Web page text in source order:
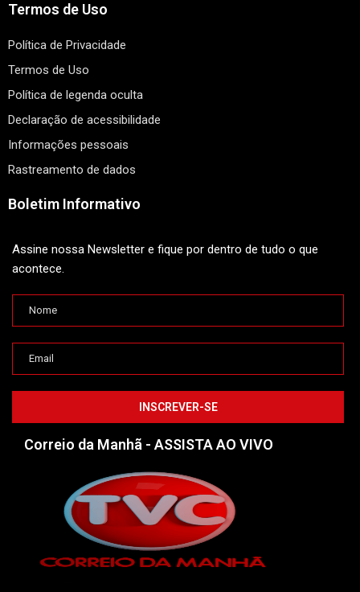
Termos de Uso
Política de Privacidade
Termos de Uso
Política de legenda oculta
Declaração de acessibilidade
Informações pessoais
Rastreamento de dados
Boletim Informativo
Assine nossa Newsletter e fique por dentro de tudo o que
acontece.
Correio da Manhã - ASSISTA AO VIVO